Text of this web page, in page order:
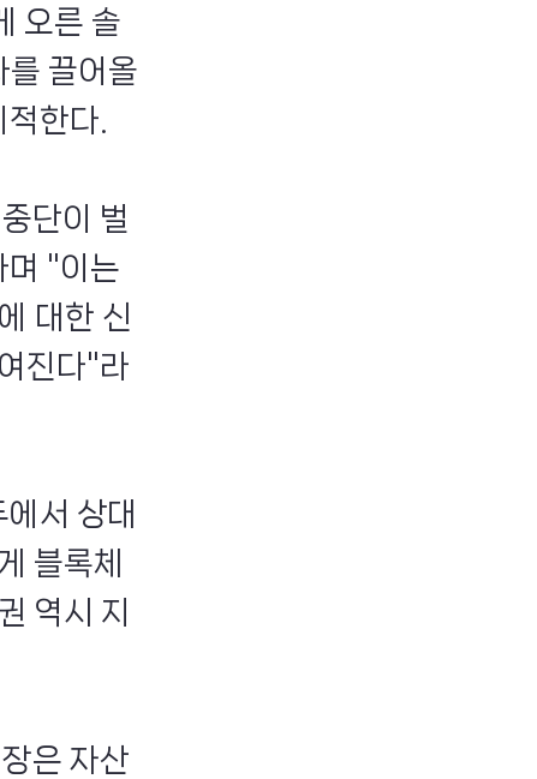
오른 솔
를 끌어올
적한다.
단이 벌
며 "이는
대한 신
진다"라
서 상대
블록체
역시 지
은 자산